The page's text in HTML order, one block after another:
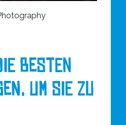
BESTEN
UM SIE ZU